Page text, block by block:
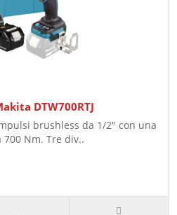
DTW700RTJ
brushless da 1/2" con una
Nm. Tre div..